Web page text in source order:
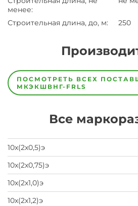
менее:
Строительная длина, до, м: 250
Завод Завод-
изготовитель
предпочел
на
завод
ПОСМОТРЕТЬ ВСЕХ
МКЭКШВНГ-FRLS
Все
10х(2х0,5)э
10х(2х0,75)э
10х(2х1,0)э
10х(2х1,2)э